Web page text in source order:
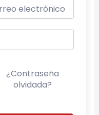
¿Contraseña
olvidada?